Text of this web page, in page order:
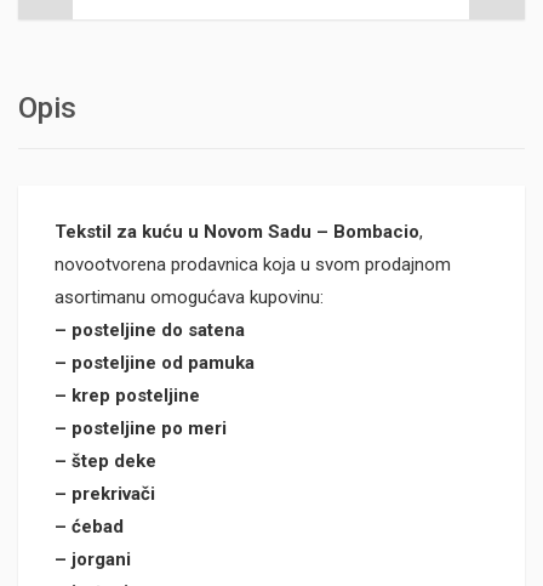
Opis
Tekstil za kuću u Novom Sadu – Bombacio,
novootvorena prodavnica koja u svom prodajnom
asortimanu omogućava kupovinu:
– posteljine do satena
– posteljine od pamuka
– krep posteljine
– posteljine po meri
– štep deke
– prekrivači
– ćebad
– jorgani